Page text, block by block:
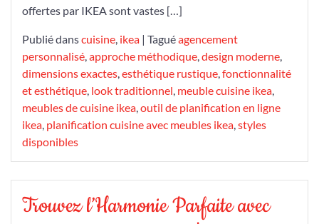
offertes par IKEA sont vastes […]
Publié danscuisine ikea | Taguéagencement
personnalisé approche méthodique design moderne
dimensions exactes esthétique rustique fonctionnalité
et esthétique look traditionnel meuble cuisine ikea
meubles de cuisine ikea outil de planification en ligne
ikea planification cuisine avec meubles ikea styles
disponibles
Trouvez l’Harmonie Parfaite avec